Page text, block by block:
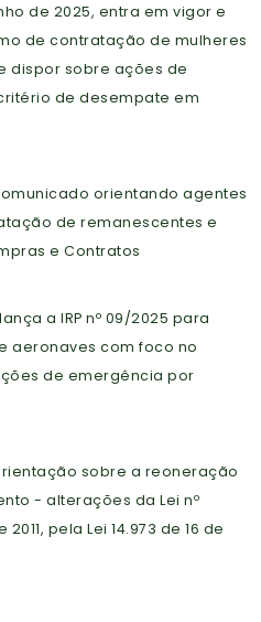
de 2025, entra em vigor e
de contratação de mulheres
dispor sobre ações de
de desempate em
orientando agentes
de remanescentes e
e Contratos
a IRP nº 09/2025 para
aeronaves com foco no
de emergência por
sobre a reoneração
- alterações da Lei nº
pela Lei 14.973 de 16 de